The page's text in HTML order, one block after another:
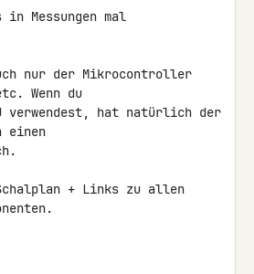
Messungen mal
nur der Mikrocontroller
Wenn du
verwendest, hat natürlich der
einen
+ Links zu allen